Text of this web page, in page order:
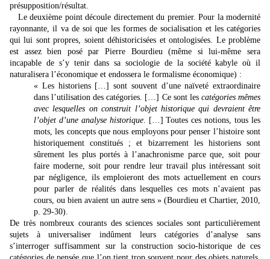
présupposition/résultat.
Le deuxième point découle directement du premier. Pour la modernité
rayonnante, il va de soi que les formes de socialisation et les catégories
qui lui sont propres, soient déhistoricisées et ontologisées. Le problème
est assez bien posé par Pierre Bourdieu (même si lui-même sera
incapable de s’y tenir dans sa sociologie de la société kabyle où il
naturalisera l’économique et endossera le formalisme économique) :
« Les historiens […] sont souvent d’une naïveté extraordinaire
dans l’utilisation des catégories. […] Ce sont les catégories mêmes
avec lesquelles on construit l’objet historique qui devraient être
l’objet d’une analyse historique. […] Toutes ces notions, tous les
mots, les concepts que nous employons pour penser l’histoire sont
historiquement constitués ; et bizarrement les historiens sont
sûrement les plus portés à l’anachronisme parce que, soit pour
faire moderne, soit pour rendre leur travail plus intéressant soit
par négligence, ils emploieront des mots actuellement en cours
pour parler de réalités dans lesquelles ces mots n’avaient pas
cours, ou bien avaient un autre sens » (Bourdieu et Chartier, 2010,
p. 29-30).
De très nombreux courants des sciences sociales sont particulièrement
sujets à universaliser indûment leurs catégories d’analyse sans
s’interroger suffisamment sur la construction socio-historique de ces